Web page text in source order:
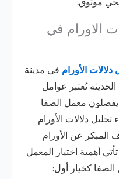
الاورام في
الأورام في مدينة
تُعتبر عوامل
يفضلون معمل الصفا
دلالات الأورام
المبكر عن الأورام
أهمية اختيار المعمل
الصفا كخيار أول: